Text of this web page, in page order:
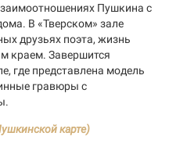
Пушкина с
В «Тверском» зале
друзьях поэта, жизнь
краем. Завершится
где представлена модель
гравюры с
карте)